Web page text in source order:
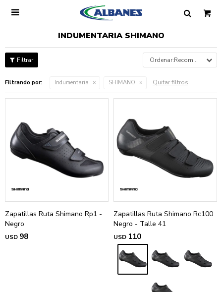

INDUMENTARIA SHIMANO
Recomendados
Filtrando por: Indumentaria SHIMANO Quitar filtros
Zapatillas Ruta Shimano Rp1 -
Negro
USD 98
Zapatillas Ruta Shimano Rc100
Negro - Talle 41
USD 110